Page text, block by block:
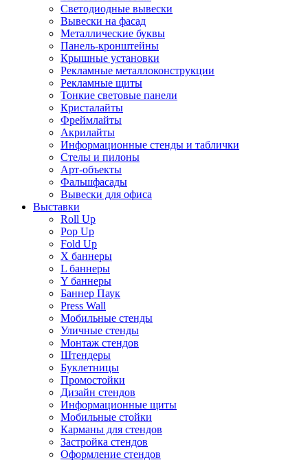
Светодиодные вывески
Вывески на фасад
Металлические буквы
Панель-кронштейны
Крышные установки
Рекламные металлоконструкции
Рекламные щиты
Тонкие световые панели
Кристалайты
Фреймлайты
Акрилайты
Информационные стенды и таблички
Стелы и пилоны
Арт-объекты
Фальшфасады
Вывески для офиса
Выставки
Roll Up
Pop Up
Fold Up
Х баннеры
L баннеры
Y баннеры
Баннер Паук
Press Wall
Мобильные стенды
Уличные стенды
Монтаж стендов
Штендеры
Буклетницы
Промостойки
Дизайн стендов
Информационные щиты
Мобильные стойки
Карманы для стендов
Застройка стендов
Оформление стендов